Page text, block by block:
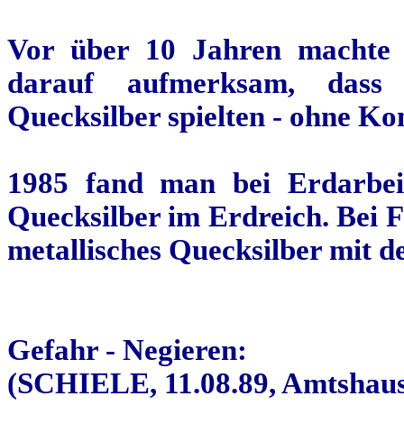
Vor über 10 Jahren
darauf aufmerksam,
Quecksilber spielten - ohne
1985 fand man bei
Quecksilber im Erdreich. Bei
metallisches Quecksilber mit
Gefahr - Negieren:
(SCHIELE, 11.08.89,